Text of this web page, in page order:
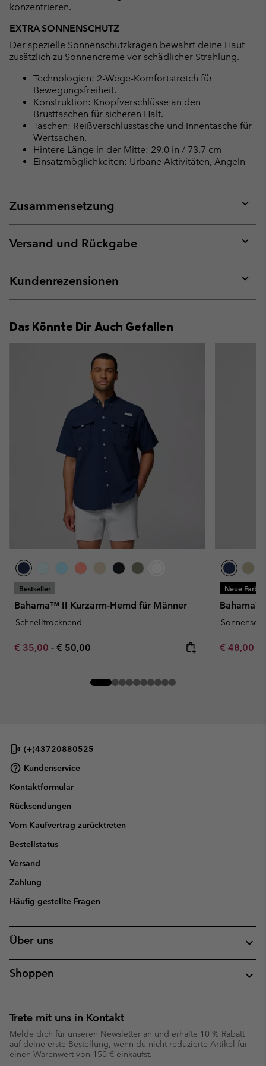
konzentrieren.
EXTRA SONNENSCHUTZ
Der spezielle Sonnenschutzkragen bewahrt deine Haut
zusätzlich zu Sonnencreme vor schädlicher Strahlung.
Technologien: 2-Wege-Komfortstretch für
Bewegungsfreiheit.
Konstruktion: Knopfverschlüsse an den
Brusttaschen für sicheren Halt.
Taschen: Reißverschlusstasche und Innentasche für
Wertsachen.
Hintere Länge in der Mitte: 29.0 in / 73.7 cm
Einsatzmöglichkeiten: Urbane Aktivitäten, Angeln
Zusammensetzung
or
Versand und Rückgabe
or
Kundenrezensionen
or
Das Könnte Dir Auch Gefallen
Bestseller
Bahama™ II Kurzarm-Hemd für Männer
Schnelltrocknend
Minimum sale price:
€ 35,00 - Maximum price:
€ 50,00
Neue
Bahama™
Minimum
€ 48,00
(+)43720880525
Kundenservice
Kontaktformular
Rücksendungen
Vom Kaufvertrag zurücktreten
Bestellstatus
Versand
Zahlung
Häufig gestellte Fragen
Über uns
Shoppen
Trete mit uns in Kontakt
Melde dich für unseren Newsletter an und erhalte 10 % Rabatt
auf deine erste Bestellung, wenn du nicht reduzierte Artikel für
einen Warenwert von 150 € einkaufst.